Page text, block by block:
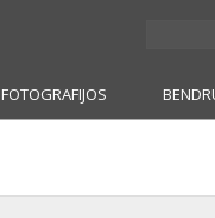
FOTOGRAFIJOS